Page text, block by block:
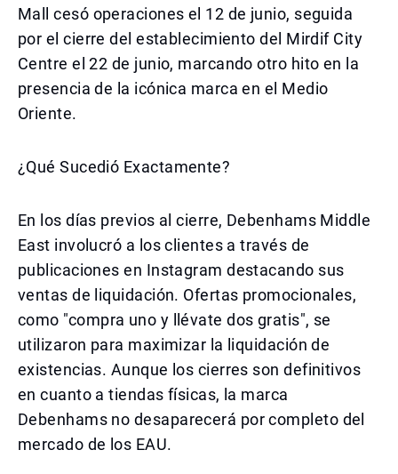
Mall cesó operaciones el 12 de junio, seguida
por el cierre del establecimiento del Mirdif City
Centre el 22 de junio, marcando otro hito en la
presencia de la icónica marca en el Medio
Oriente.
¿Qué Sucedió Exactamente?
En los días previos al cierre, Debenhams Middle
East involucró a los clientes a través de
publicaciones en Instagram destacando sus
ventas de liquidación. Ofertas promocionales,
como "compra uno y llévate dos gratis", se
utilizaron para maximizar la liquidación de
existencias. Aunque los cierres son definitivos
en cuanto a tiendas físicas, la marca
Debenhams no desaparecerá por completo del
mercado de los EAU.